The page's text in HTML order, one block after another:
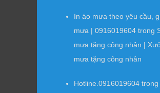
In áo mưa theo yêu cầu,
mưa | 0916019604 trong
mưa tặng công nhân |
mưa tặng công nhân
Hotline.0916019604 trong